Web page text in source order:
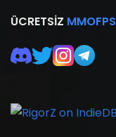
ÜCRETSIZ MMOFPS